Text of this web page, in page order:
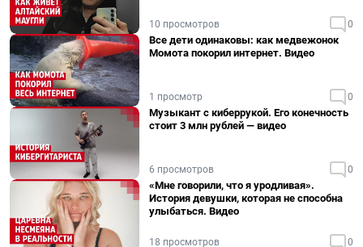
10 просмотров 0
Все дети одинаковы: как медвежонок
Момота покорил интернет. Видео
1 просмотр 0
Музыкант с киберрукой. Его конечность
стоит 3 млн рублей — видео
6 просмотров 0
«Мне говорили, что я уродливая».
История девушки, которая не способна
улыбаться. Видео
18 просмотров 0